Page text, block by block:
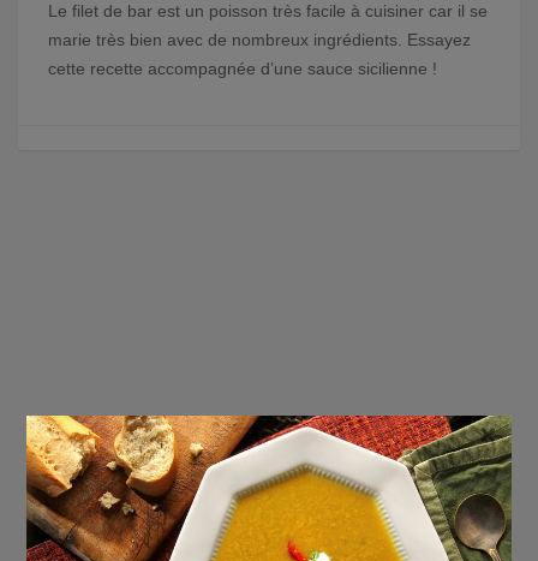
Le filet de bar est un poisson très facile à cuisiner car il se
marie très bien avec de nombreux ingrédients. Essayez
cette recette accompagnée d’une sauce sicilienne !
×